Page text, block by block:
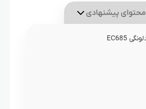
محتوای پیشنهادی